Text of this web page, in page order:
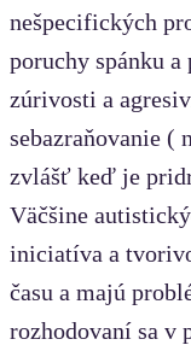
nešpecifických
poruchy spánku
zúrivosti a
sebazraňovanie (
zvlášť keď je
Väčšine
iniciatíva a
času a majú
rozhodovaní sa v